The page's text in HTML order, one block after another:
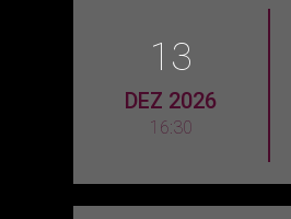
13
DEZ 2026
16:30